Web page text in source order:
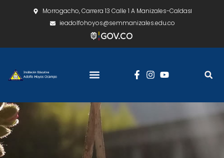
Morrogacho, Carrera 13 Calle 1 A Manizales-Caldas
ieadolfohoyos@semmanizales.edu.co